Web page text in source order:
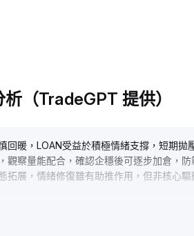
（TradeGPT 提供）
回暖，LOAN受益於積極情緒支撐，短期
觀察量能配合，確認企穩後可逐步加倉，
拓展，情緒修復雖有助推作用，但非核心